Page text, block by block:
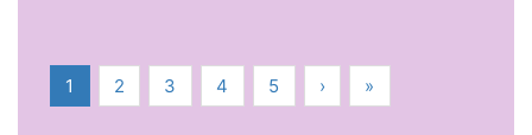
1 2 3 4 5 › »